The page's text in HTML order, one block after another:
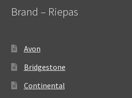
Brand – Riepas
Avon
Bridgestone
Continental